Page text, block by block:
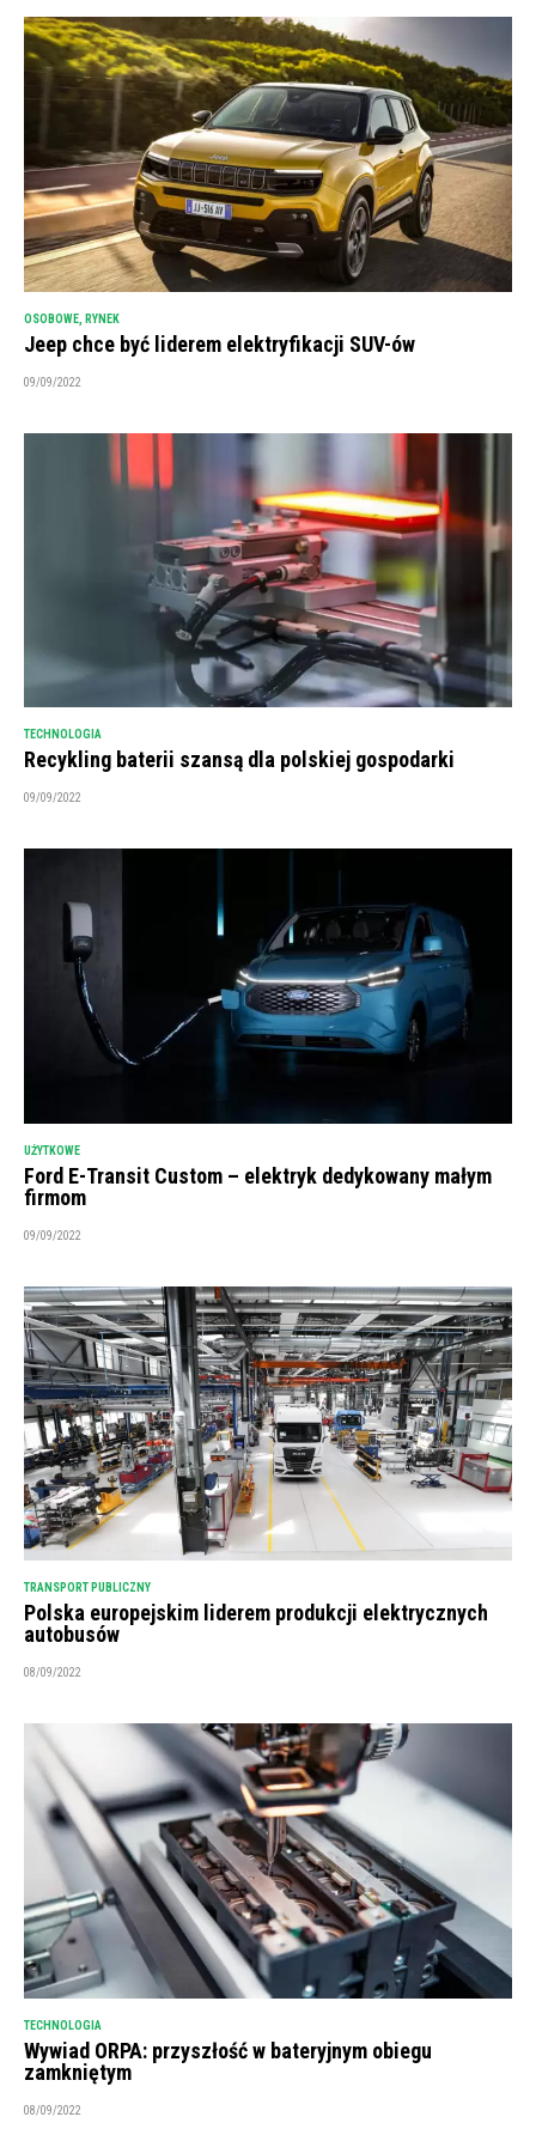
OSOBOWE RYNEK
Jeep chce być liderem elektryfikacji SUV-ów
09/09/2022
TECHNOLOGIA
Recykling baterii szansą dla polskiej gospodarki
09/09/2022
UŻYTKOWE
Ford E-Transit Custom – elektryk dedykowany małym
firmom
09/09/2022
TRANSPORT PUBLICZNY
Polska europejskim liderem produkcji elektrycznych
autobusów
08/09/2022
TECHNOLOGIA
Wywiad ORPA: przyszłość w bateryjnym obiegu
zamkniętym
08/09/2022